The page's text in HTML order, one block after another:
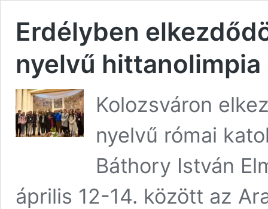
Erdélyben
nyelvű hittanolimpia
Kolozsváron
nyelvű római
Báthory István
április 12-14. között az